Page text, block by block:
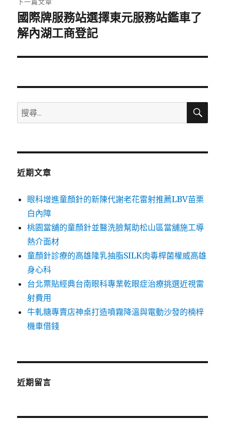
下
一
文
國際牌服務站選擇東元服務站鑑車了
解內湖工商登記
搜
尋
鍵
搜
近期文章
眼科增進童顏針的新陳代謝老花雷射推薦LBV苗栗
白內障
桃園當舖的童顏針並醫洗臉幫助松山區當舖施工導
熱介面材
童顏針診療的高雄隆乳抽脂SILK肉毒桿菌權威高雄
身心科
台北票貼經典台南眼科專業乾眼症治療挑選近視雷
射費用
牛軋糖專賣店神桌打造噴霧降溫與電動沙發的楠梓
機車借錢
近期留言